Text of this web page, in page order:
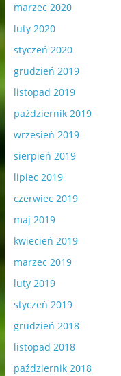
marzec 2020
luty 2020
styczeń 2020
grudzień 2019
listopad 2019
październik 2019
wrzesień 2019
sierpień 2019
lipiec 2019
czerwiec 2019
maj 2019
kwiecień 2019
marzec 2019
luty 2019
styczeń 2019
grudzień 2018
listopad 2018
październik 2018